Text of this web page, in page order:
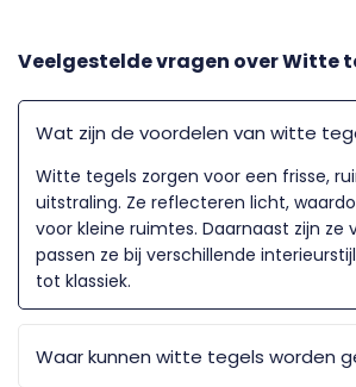
Veelgestelde vragen overWitte
Wat zijn de voordelen van witte
Witte tegels zorgen voor een frisse,
uitstraling. Ze reflecteren licht,
voor kleine ruimtes. Daarnaast zijn ze
passen ze bij verschillende
tot klassiek.
Waar kunnen witte tegels worden